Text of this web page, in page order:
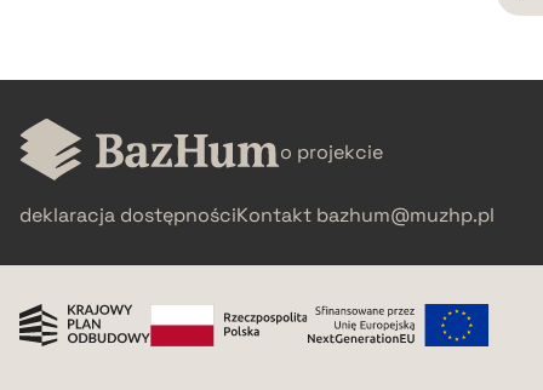
o projekcie
deklaracja dostępnościKontakt bazhum@muzhp.pl